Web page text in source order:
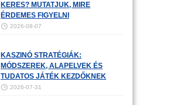
KERES? MUTATJUK, MIRE
ÉRDEMES FIGYELNI
2026-08-07
KASZINÓ STRATÉGIÁK:
MÓDSZEREK, ALAPELVEK ÉS
TUDATOS JÁTÉK KEZDŐKNEK
2026-07-31